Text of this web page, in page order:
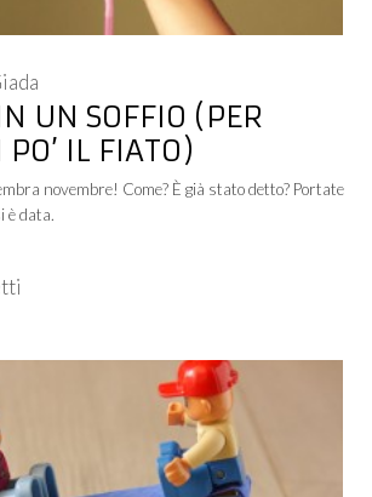
UN SOFFIO (PER
IL FIATO)
novembre! Come? È già stato detto? Portate
è data.